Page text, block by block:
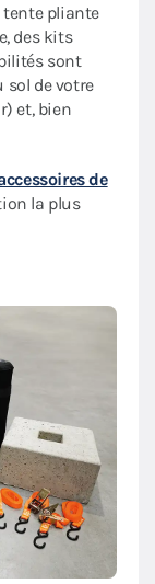
tente pliante
des kits
sont
sol de votre
et, bien
de
la plus